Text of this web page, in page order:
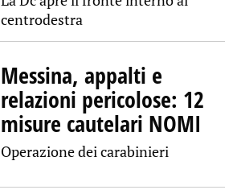
centrodestra
Messina, appalti e
relazioni pericolose: 12
misure cautelari NOMI
Operazione dei carabinieri